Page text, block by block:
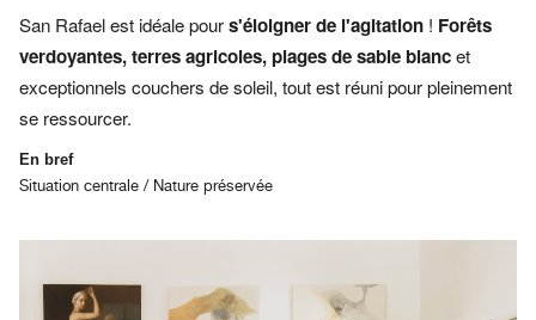
San Rafael est idéale pours'éloigner de l'agitation ! Forêts
verdoyantes,terres agricoles,plages de sable blancet
exceptionnels couchers de soleil, tout est réuni pour pleinement
se ressourcer.
En bref
Situation centrale / Nature préservée